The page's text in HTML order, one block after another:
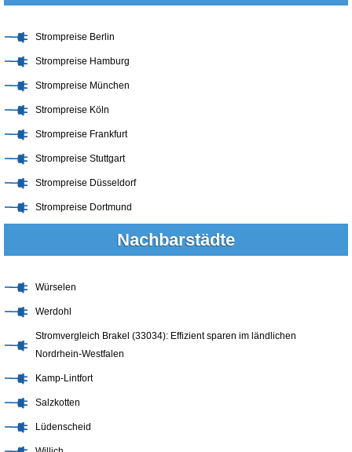
Strompreise Berlin
Strompreise Hamburg
Strompreise München
Strompreise Köln
Strompreise Frankfurt
Strompreise Stuttgart
Strompreise Düsseldorf
Strompreise Dortmund
Nachbarstädte
Würselen
Werdohl
Stromvergleich Brakel (33034): Effizient sparen im ländlichen
Nordrhein-Westfalen
Kamp-Lintfort
Salzkotten
Lüdenscheid